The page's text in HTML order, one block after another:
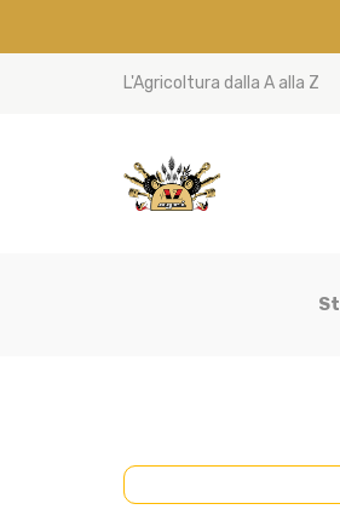
L'Agricoltura dalla A alla Z